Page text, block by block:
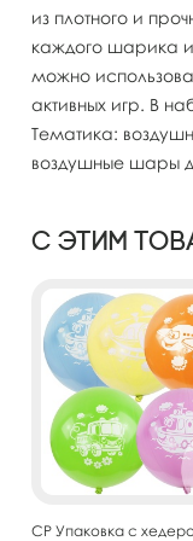
из плотного и
каждого шарика
можно
активных игр. В
Тематика:
воздушные шары
С этим
CP Упаковка с